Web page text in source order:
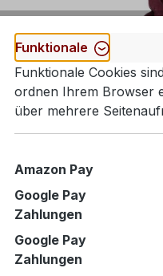
Funktionale
Funktionale Cookies
ordnen Ihrem Browser
über mehrere
Amazon Pay
Google Pay
Zahlungen
Google Pay
Zahlungen